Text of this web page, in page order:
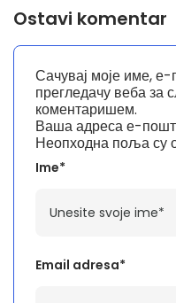
Ostavi komentar
Ваша адреса е-
Неопходна поља су
Ime*
Email adresa*
Сачувај моје име,
прегледачу веба за
коментаришем.